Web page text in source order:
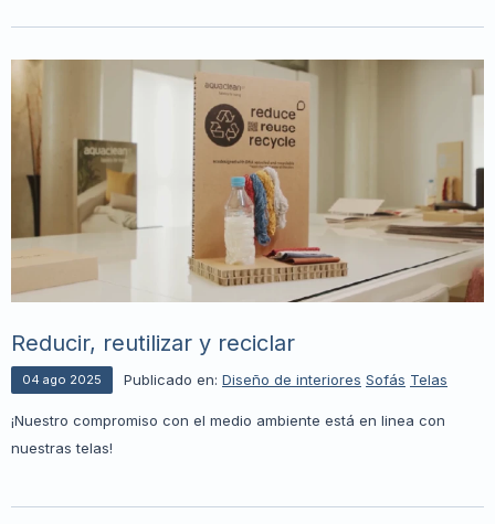
Reducir, reutilizar y reciclar
04 ago 2025 Publicado en: Diseño de interiores Sofás Telas
¡Nuestro compromiso con el medio ambiente está en linea con
nuestras telas!